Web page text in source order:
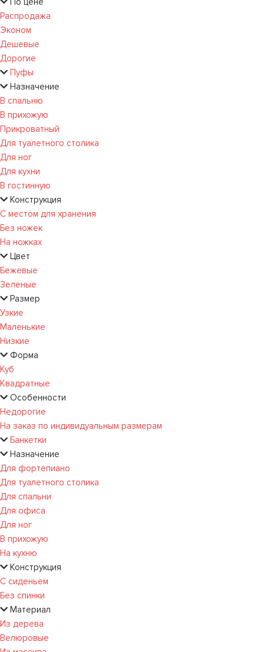
Распродажа
Эконом
Дешевые
Дорогие
Пуфы
Назначение
В спальню
В прихожую
Прикроватный
Для туалетного столика
Для ног
Для кухни
В гостинную
Конструкция
С местом для хранения
Без ножек
На ножках
Цвет
Бежевые
Зеленые
Размер
Узкие
Маленькие
Низкие
Форма
Куб
Квадратные
Особенности
Недорогие
На заказ по индивидуальным размерам
Банкетки
Назначение
Для фортепиано
Для туалетного столика
Для спальни
Для офиса
Для ног
В прихожую
На кухню
Конструкция
С сиденьем
Без спинки
Материал
Из дерева
Велюровые